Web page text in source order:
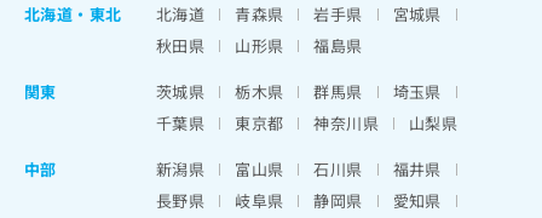
北海道 ・ 東北 北海道 青森県 岩手県
宮城県
秋田県
山形県
福島県
関東
茨城県 栃木県 群馬県
埼玉県
千葉県
東京都 神奈川県
山梨県
中部
新潟県 富山県 石川県
福井県
長野県
岐阜県 静岡県
愛知県